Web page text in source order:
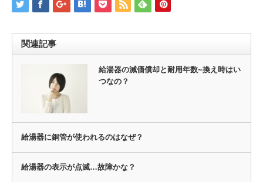
関連記事
給湯器の減価償却と耐用年数~換え時はい
つなの？
給湯器に銅管が使われるのはなぜ？
給湯器の表示が点滅…故障かな？